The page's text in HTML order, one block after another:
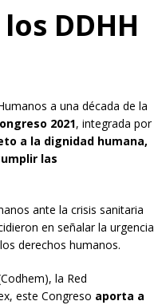
DDHH
a una década de la
2021, integrada por
a la dignidad humana,
las
ante la crisis sanitaria
en señalar la urgencia
derechos humanos.
la Red
este Congreso aporta a